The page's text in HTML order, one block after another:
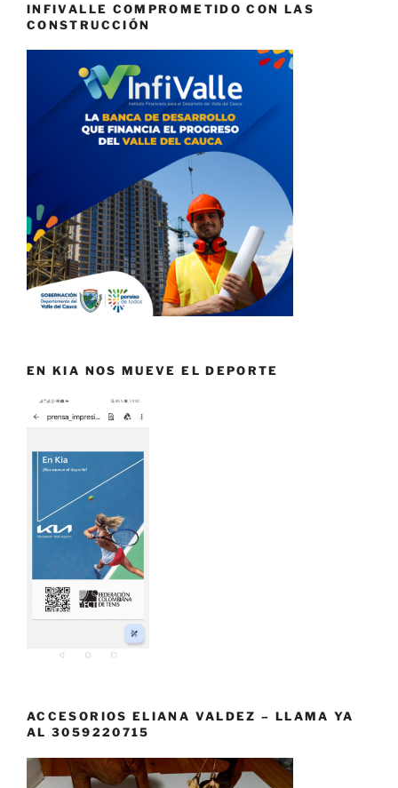
INFIVALLE COMPROMETIDO CON LAS
CONSTRUCCIÓN
EN KIA NOS MUEVE EL DEPORTE
ACCESORIOS ELIANA VALDEZ – LLAMA YA
AL 3059220715